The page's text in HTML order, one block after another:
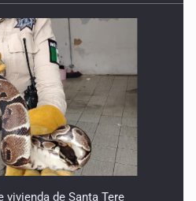
vivienda de Santa Tere